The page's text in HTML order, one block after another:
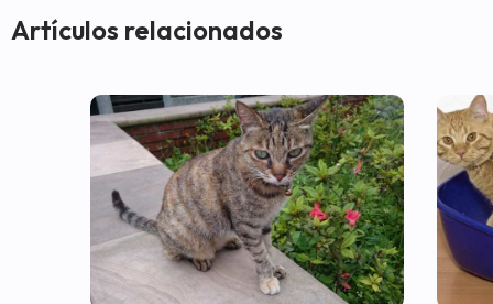
Artículos relacionados